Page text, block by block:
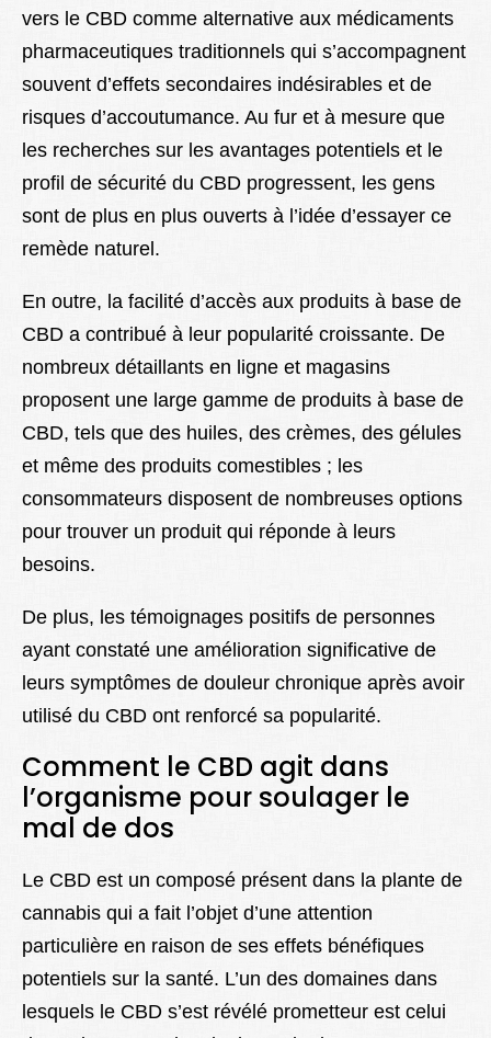
vers le CBD comme alternative aux médicaments
pharmaceutiques traditionnels qui s’accompagnent
souvent d’effets secondaires indésirables et de
risques d’accoutumance. Au fur et à mesure que
les recherches sur les avantages potentiels et le
profil de sécurité du CBD progressent, les gens
sont de plus en plus ouverts à l’idée d’essayer ce
remède naturel.
En outre, la facilité d’accès aux produits à base de
CBD a contribué à leur popularité croissante. De
nombreux détaillants en ligne et magasins
proposent une large gamme de produits à base de
CBD, tels que des huiles, des crèmes, des gélules
et même des produits comestibles ; les
consommateurs disposent de nombreuses options
pour trouver un produit qui réponde à leurs
besoins.
De plus, les témoignages positifs de personnes
ayant constaté une amélioration significative de
leurs symptômes de douleur chronique après avoir
utilisé du CBD ont renforcé sa popularité.
Comment le CBD agit dans
l’organisme pour soulager le
mal de dos
Le CBD est un composé présent dans la plante de
cannabis qui a fait l’objet d’une attention
particulière en raison de ses effets bénéfiques
potentiels sur la santé. L’un des domaines dans
lesquels le CBD s’est révélé prometteur est celui